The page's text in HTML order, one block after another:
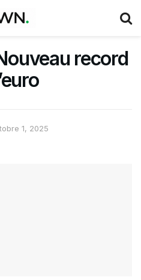
record
1, 2025